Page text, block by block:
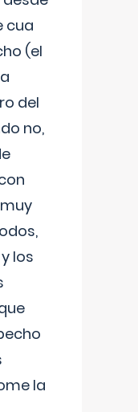
cua
(el
del
no,
los
la